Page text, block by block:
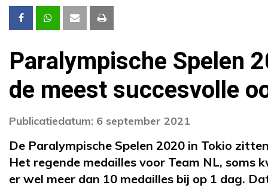
Paralympische Spelen
de meest succesvolle
Publicatiedatum: 6 september 2021
De Paralympische Spelen 2020 in Tokio
Het regende medailles voor Team NL, soms
er wel meer dan 10 medailles bij op 1 dag.